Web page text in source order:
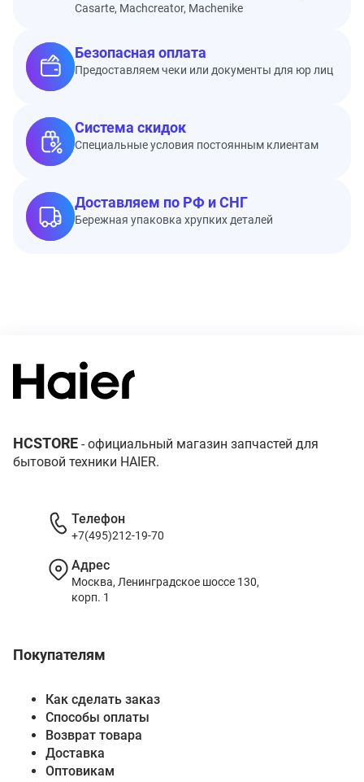
Casarte, Machcreator, Machenike
Безопасная оплата
Предоставляем чеки или документы для юр лиц
Система скидок
Специальные условия постоянным клиентам
Доставляем по РФ и СНГ
Бережная упаковка хрупких деталей
HCSTORE - официальный магазин запчастей для
бытовой техники HAIER.
Покупателям
Как сделать заказ
Способы оплаты
Возврат товара
Доставка
Оптовикам
Телефон
+7(495)212-19-70
Адрес
Москва, Ленинградское шоссе 130,
корп. 1